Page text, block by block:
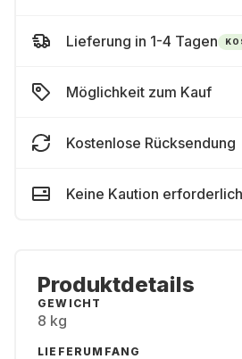
Lieferung in 1-4 Tagen
Möglichkeit zum Kauf
Kostenlose Rücksendung
Keine Kaution erforderlich
Produktdetails
GEWICHT
8 kg
LIEFERUMFANG